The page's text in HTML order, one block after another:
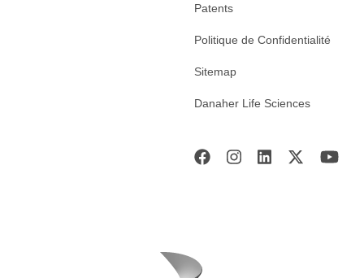
Patents
Politique de Confidentialité
Sitemap
Danaher Life Sciences